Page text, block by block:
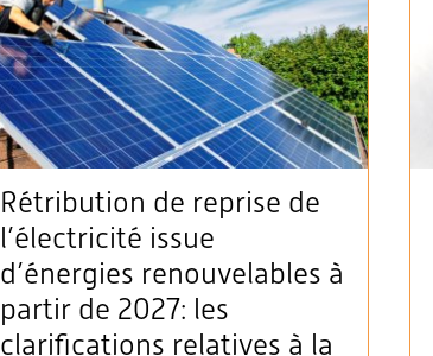
Rétribution de reprise de
l’électricité issue
d’énergies renouvelables à
partir de 2027: les
clarifications relatives à la